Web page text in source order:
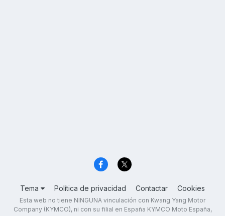
Tema Política de privacidad Contactar Cookies
Esta web no tiene NINGUNA vinculación con Kwang Yang Motor
Company (KYMCO), ni con su filial en España KYMCO Moto España,